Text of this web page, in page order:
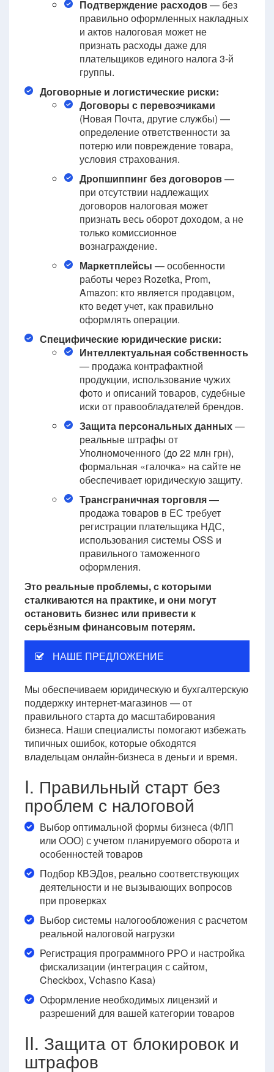
Подтверждение расходов— без
правильно оформленных накладных
и актов налоговая может не
признать расходы даже для
плательщиков единого налога 3-й
группы.
Договорные и логистические риски:
Договоры с перевозчиками
(Новая Почта, другие службы) —
определение ответственности за
потерю или повреждение товара,
условия страхования.
Дропшиппинг без договоров—
при отсутствии надлежащих
договоров налоговая может
признать весь оборот доходом, а не
только комиссионное
вознаграждение.
Маркетплейсы — особенности
работы через Rozetka, Prom,
Amazon: кто является продавцом,
кто ведет учет, как правильно
оформлять операции.
Специфические юридические риски:
Интеллектуальная собственность
— продажа контрафактной
продукции, использование чужих
фото и описаний товаров, судебные
иски от правообладателей брендов.
Защита персональных данных—
реальные штрафы от
Уполномоченного (до 22 млн грн),
формальная «галочка» на сайте не
обеспечивает юридическую защиту.
Трансграничная торговля—
продажа товаров в ЕС требует
регистрации плательщика НДС,
использования системы OSS и
правильного таможенного
оформления.
Это реальные проблемы, с которыми
сталкиваются на практике, и они могут
остановить бизнес или привести к
серьёзным финансовым потерям.
НАШЕ ПРЕДЛОЖЕНИЕ
Мы обеспечиваем юридическую и бухгалтерскую
поддержку интернет-магазинов — от
правильного старта до масштабирования
бизнеса. Наши специалисты помогают избежать
типичных ошибок, которые обходятся
владельцам онлайн-бизнеса в деньги и время.
I. Правильный старт без
проблем с налоговой
Выбор оптимальной формы бизнеса (ФЛП
или ООО) с учетом планируемого оборота и
особенностей товаров
Подбор КВЭДов, реально соответствующих
деятельности и не вызывающих вопросов
при проверках
Выбор системы налогообложения с расчетом
реальной налоговой нагрузки
Регистрация программного РРО и настройка
фискализации (интеграция с сайтом,
Checkbox, Vchasno Kasa)
Оформление необходимых лицензий и
разрешений для вашей категории товаров
II. Защита от блокировок и
штрафов